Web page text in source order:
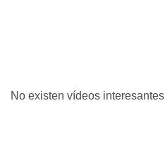
No existen vídeos interesantes